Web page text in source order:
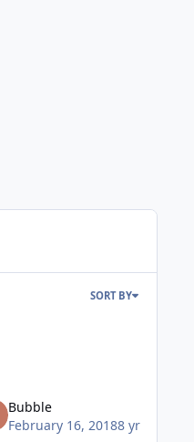
SORT BY
Bubble
February 16, 20188 yr